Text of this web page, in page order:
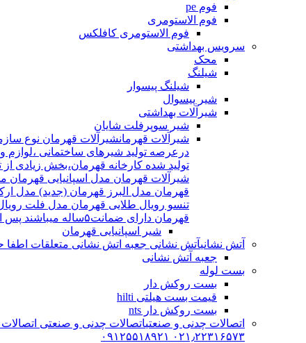
فوم pe
فوم الاستومری
فوم الاستومری کافلکس
سرویس بهداشتی
محک
شیلنگ
شیلنگ پیسوار
شیر پیسوال
شیرآلات بهداشتی
شیر سوپرفلت شایان
شیرآلات قهرمان
درعرصه تولید شیرهای ساختمانی ،لوازم
شیرآلات قهرمان مدل اسپانیایی
قهرمان مدل البرز قهرمان (جدید) مدل
تنسو رویال طلایی قهرمان مدل فلت
قهرمان دارای ضمانت۵ساله میباشند پس از اتمام ضمانت نامه شیرالات شامل ۱۵سال خدمات پس از فروش میشوند
شیر اسپانیایی قهرمان
آتش نشانیآتش نشانی جعبه اتش نشانی متعلقات اطفا حریق اریا
جعبه آتش نشانی
بست لوله
بست روکش دار
قیمت بست هیلتی hilti
بست روکش دار nts
اتصالات چدنی و صنعتیاتصالات چدنی و صنعتی
۰۲۱٫۲۲۳۱۶۵۷۳ ۰۹۱۲۵۵۱۸۹۲۱